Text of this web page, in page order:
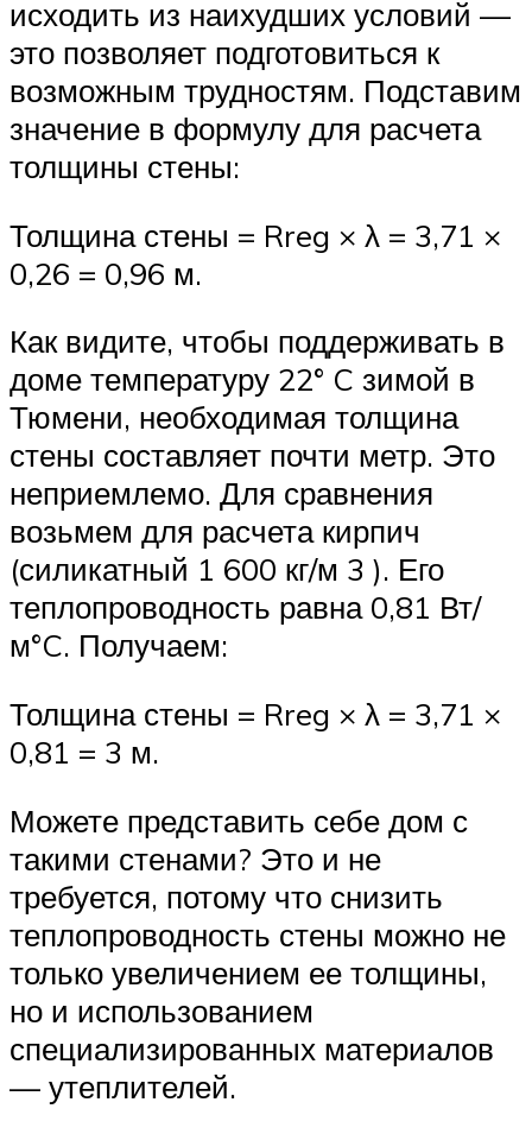
исходить из наихудших условий —
это позволяет подготовиться к
возможным трудностям. Подставим
значение в формулу для расчета
толщины стены:
Толщина стены = Rreg × λ = 3,71 ×
0,26 = 0,96 м.
Как видите, чтобы поддерживать в
доме температуру 22° C зимой в
Тюмени, необходимая толщина
стены составляет почти метр. Это
неприемлемо. Для сравнения
возьмем для расчета кирпич
(силикатный 1 600 кг/м 3 ). Его
теплопроводность равна 0,81 Вт/
м°C. Получаем:
Толщина стены = Rreg × λ = 3,71 ×
0,81 = 3 м.
Можете представить себе дом с
такими стенами? Это и не
требуется, потому что снизить
теплопроводность стены можно не
только увеличением ее толщины,
но и использованием
специализированных материалов
— утеплителей.